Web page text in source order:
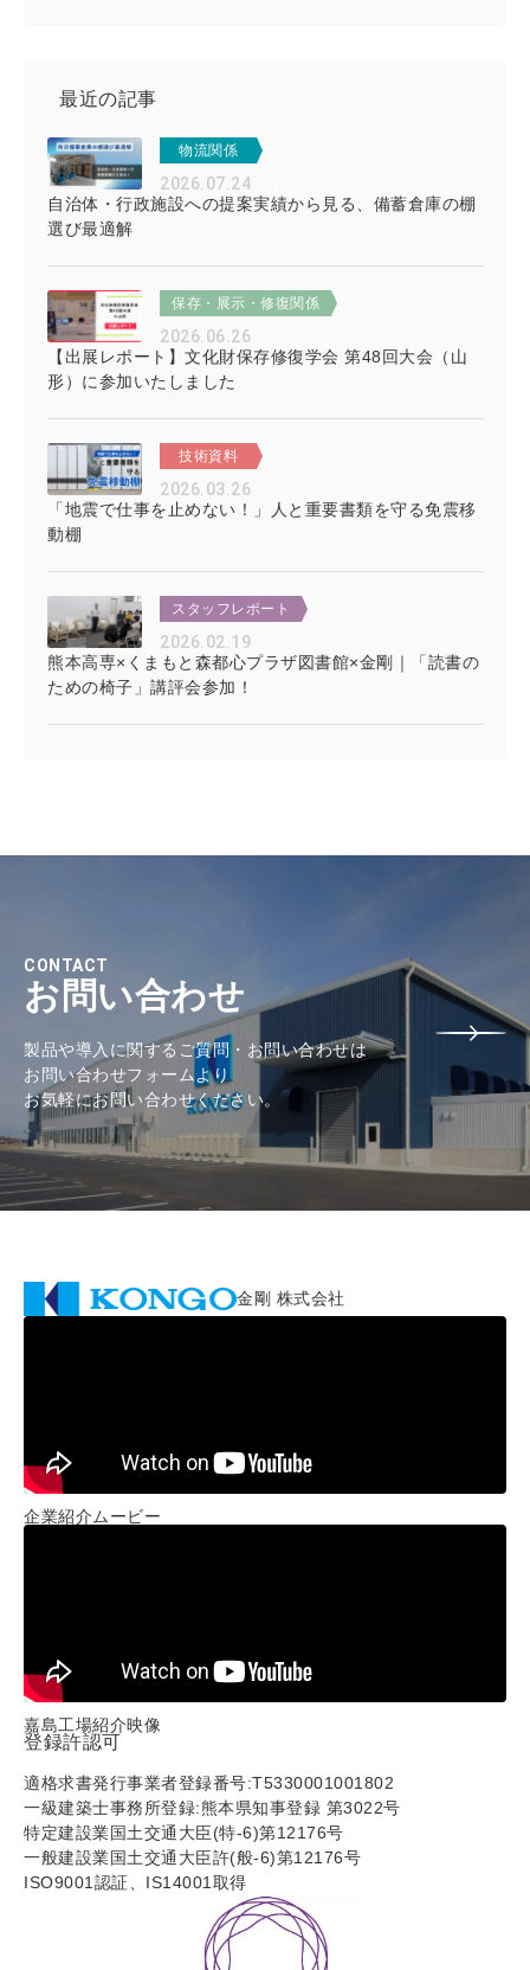
最近の記事
物流関係
2026.07.24
自治体・行政施設への提案実績から見る、備蓄倉庫の棚
選び最適解
保存・展示・修復関係
2026.06.26
【出展レポート】文化財保存修復学会 第48回大会（山
形）に参加いたしました
技術資料
2026.03.26
「地震で仕事を止めない！」人と重要書類を守る免震移
動棚
スタッフレポート
2026.02.19
熊本高専×くまもと森都心プラザ図書館×金剛｜「読書の
ための椅子」講評会参加！
CONTACT
お問い合わせ
製品や導入に関するご質問・お問い合わせは
お問い合わせフォームより
お気軽にお問い合わせください。
金剛 株式会社
企業紹介ムービー
嘉島工場紹介映像
登録許認可
適格求書発行事業者登録番号:T5330001001802
一級建築士事務所登録:熊本県知事登録 第3022号
特定建設業国土交通大臣(特-6)第12176号
一般建設業国土交通大臣許(般-6)第12176号
ISO9001認証、IS14001取得